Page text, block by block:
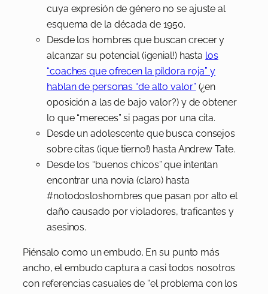
cuya expresión de género no se ajuste al
esquema de la década de 1950.
Desde los hombres que buscan crecer y
alcanzar su potencial (¡genial!) hasta los
“coaches que ofrecen la píldora roja” y
hablan de personas “de alto valor” (¿en
oposición a las de bajo valor?) y de obtener
lo que “mereces” si pagas por una cita.
Desde un adolescente que busca consejos
sobre citas (¡que tierno!) hasta Andrew Tate.
Desde los “buenos chicos” que intentan
encontrar una novia (claro) hasta
#notodosloshombres que pasan por alto el
daño causado por violadores, traficantes y
asesinos.
Piénsalo como un embudo. En su punto más
ancho, el embudo captura a casi todos nosotros
con referencias casuales de “el problema con los